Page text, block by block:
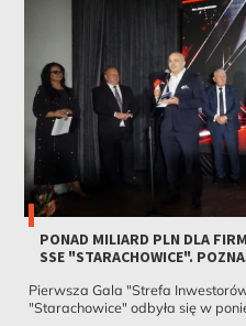
PONAD MILIARD PLN DLA
SSE "STARACHOWICE".
Pierwsza Gala "Strefa
"Starachowice" odbyła się w